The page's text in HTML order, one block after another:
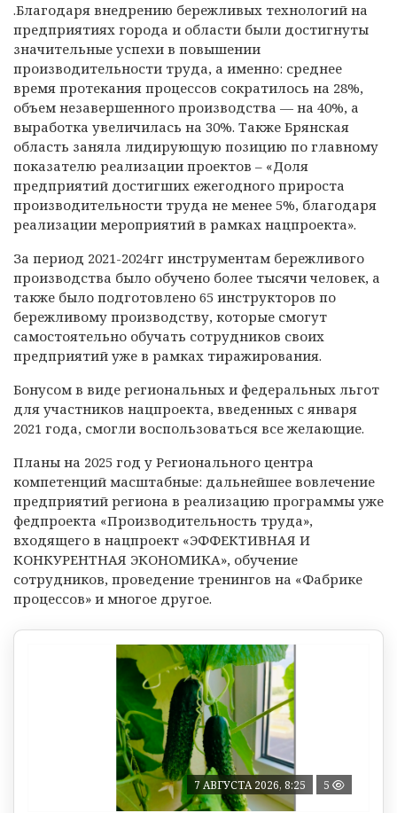
.Благодаря внедрению бережливых технологий на
предприятиях города и области были достигнуты
значительные успехи в повышении
производительности труда, а именно: среднее
время протекания процессов сократилось на 28%,
объем незавершенного производства — на 40%, а
выработка увеличилась на 30%. Также Брянская
область заняла лидирующую позицию по главному
показателю реализации проектов – «Доля
предприятий достигших ежегодного прироста
производительности труда не менее 5%, благодаря
реализации мероприятий в рамках нацпроекта».
За период 2021-2024гг инструментам бережливого
производства было обучено более тысячи человек, а
также было подготовлено 65 инструкторов по
бережливому производству, которые смогут
самостоятельно обучать сотрудников своих
предприятий уже в рамках тиражирования.
Бонусом в виде региональных и федеральных льгот
для участников нацпроекта, введенных с января
2021 года, смогли воспользоваться все желающие.
Планы на 2025 год у Регионального центра
компетенций масштабные: дальнейшее вовлечение
предприятий региона в реализацию программы уже
федпроекта «Производительность труда»,
входящего в нацпроект «ЭФФЕКТИВНАЯ И
КОНКУРЕНТНАЯ ЭКОНОМИКА», обучение
сотрудников, проведение тренингов на «Фабрике
процессов» и многое другое.
7 АВГУСТА 2026, 8:25 5